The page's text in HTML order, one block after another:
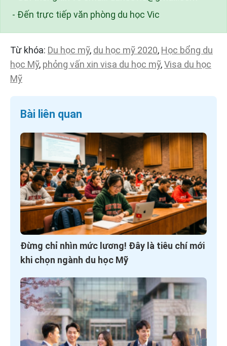
- Đến trực tiếp văn phòng du học Vic
Từ khóa: Du học mỹ, du học mỹ 2020, Học bổng du
học Mỹ, phỏng vấn xin visa du học mỹ,Visa du học
Mỹ
Bài liên quan
Đừng chỉ nhìn mức lương! Đây là tiêu chí mới
khi chọn ngành du học Mỹ